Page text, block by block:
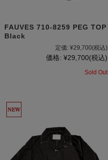
FAUVES 710-8259 PEG TOP
Black
定価: ¥29,700(税込)
価格: ¥29,700(税込)
Sold Out